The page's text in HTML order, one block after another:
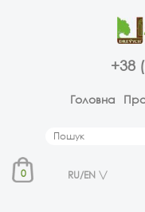
+38
Головна
0 RU/EN